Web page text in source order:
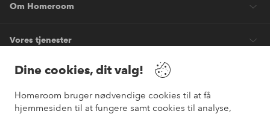
Dine cookies, dit valg!
Homeroom bruger nødvendige cookies til at få
hjemmesiden til at fungere samt cookies til analyse,
Om Homeroom
Vores tjenester
Vilkår
Venner